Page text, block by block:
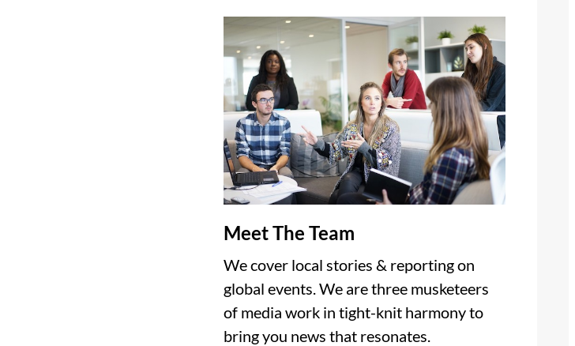
Meet The Team
We cover local stories & reporting on
global events. We are three musketeers
of media work in tight-knit harmony to
bring you news that resonates.